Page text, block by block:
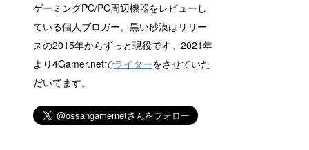
ゲーミングPC/PC周辺機器をレビューし
ている個人ブロガー。黒い砂漠はリリー
スの2015年からずっと現役です。2021年
より4Gamer.netでライターをさせていた
だいてます。